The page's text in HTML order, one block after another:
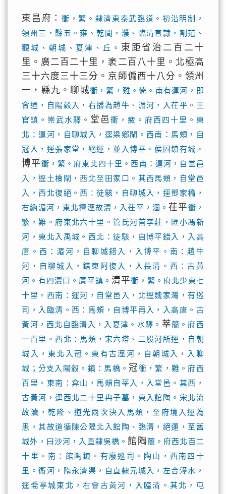
東昌府： 衝，繁。隸濟東泰武臨道。初沿明制，
領州三，縣五。雍、乾間，濮、臨清直隸，割范、
觀城、朝城、夏津、丘。 東距省治二百二十
里。廣二百二十里，袤二百八十里。北極高
三十六度三十三分。京師偏西十八分。領州
一，縣九。聊城衝，繁，難。倚。南有運河，即
會通，自陽穀入，右播為趙牛、湄河，入茌平。王
官鎮。崇武水驛。 堂邑衝，疲。府西四十里。東
北：運河，自聊城入，逕梁鄉閘。西南：馬頰，自
冠入，逕張家堂，絕運，並入博平。侯固鎮有城。
博平衝，繁。府東北四十里。西南：運河，自堂邑
入，逕土橋閘，西北至田家口。其西馬頰，自堂邑
入，西北復絕。西：徒駭，自聊城入，逕鄧家橋，
右納湄河，東北擅溼故瀆，入茌平，涸。茌平衝，
繁，難。府東北六十里。管氏河首李莊，匯小馮新
河，東北入禹城。西北：徒駭，自博平錯入，入高
唐。西：湄河，自聊城錯入，入博平。南：趙牛
河，自聊城入，錯東阿復入，入長清。西：古黃
河。有四瀆口。廣平鎮。清平衝，繁。府北少東七
十里。西南：運河，自堂邑入，北逕魏家灣，有巡
司，入臨清。西：馬頰，自博平再入，入高唐。古
黃河，西北自臨清入，入夏津。水驛。 莘簡。府西
一百里。西北：馬頰，宋六塔、二股河所逕，自朝
城入，東北入冠。東有古溼河，自朝城入，入聊
城；分支入陽穀。鎮：馬橋。 冠衝，繁，難。府西
百里。東南：弇山，馬頰自莘入，入堂邑。其西，
古黃河，逕西北二十里冉子墓，東入館陶。宋北流
故瀆，乾隆、道光兩次決入馬頰，至府境入運為
患，其故道循陳公隄北入館陶、臨清，絕運，至舊
城外，曰沙河，入直隸吳橋。館陶簡。府西北百二
十里。南：館陶鎮。有廢巡司。陶山，西南四十
里。衞河，隋永濟渠，自直隸元城入，左合漳水，
逕喬亭城東北，右會古黃河，入臨清。其北，屯